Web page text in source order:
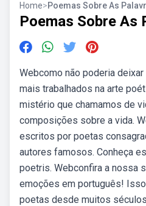
Home>Poemas Sobre As
Poemas Sobre As
Webcomo não poderia
mais trabalhados na arte
mistério que chamamos de
composições sobre a vida.
escritos por poetas
autores famosos. Conheça
poetris. Webconfira a nossa
emoções em português!
poetas desde muitos